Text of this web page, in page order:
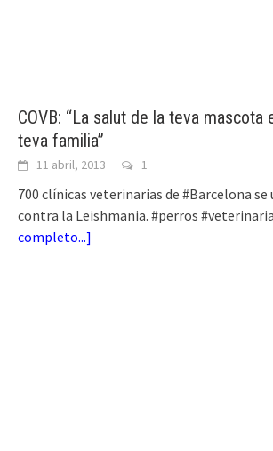
COVB: “La salut de la teva mascota
teva familia”
11 abril, 2013 1
700 clínicas veterinarias de #Barcelona
contra la Leishmania. #perros
completo...]